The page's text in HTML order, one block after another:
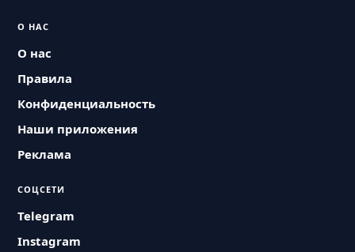
О НАС
О нас
Правила
Конфиденциальность
Наши приложения
Реклама
СОЦСЕТИ
Telegram
Instagram